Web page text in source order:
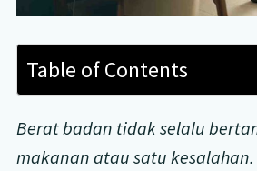
Table of Contents
Berat badan tidak selalu
makanan atau satu